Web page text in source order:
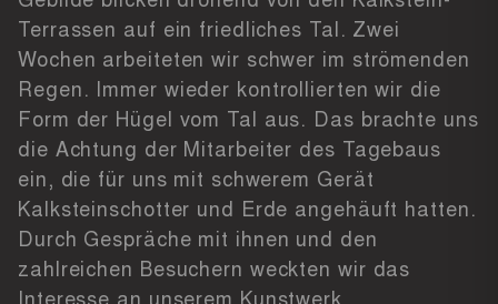
Terrassen auf ein friedliches Tal. Zwei
Wochen arbeiteten wir schwer im strömenden
Regen. Immer wieder kontrollierten wir die
Form der Hügel vom Tal aus. Das brachte uns
die Achtung der Mitarbeiter des Tagebaus
ein, die für uns mit schwerem Gerät
Kalksteinschotter und Erde angehäuft hatten.
Durch Gespräche mit ihnen und den
zahlreichen Besuchern weckten wir das
Interesse an unserem Kunstwerk.